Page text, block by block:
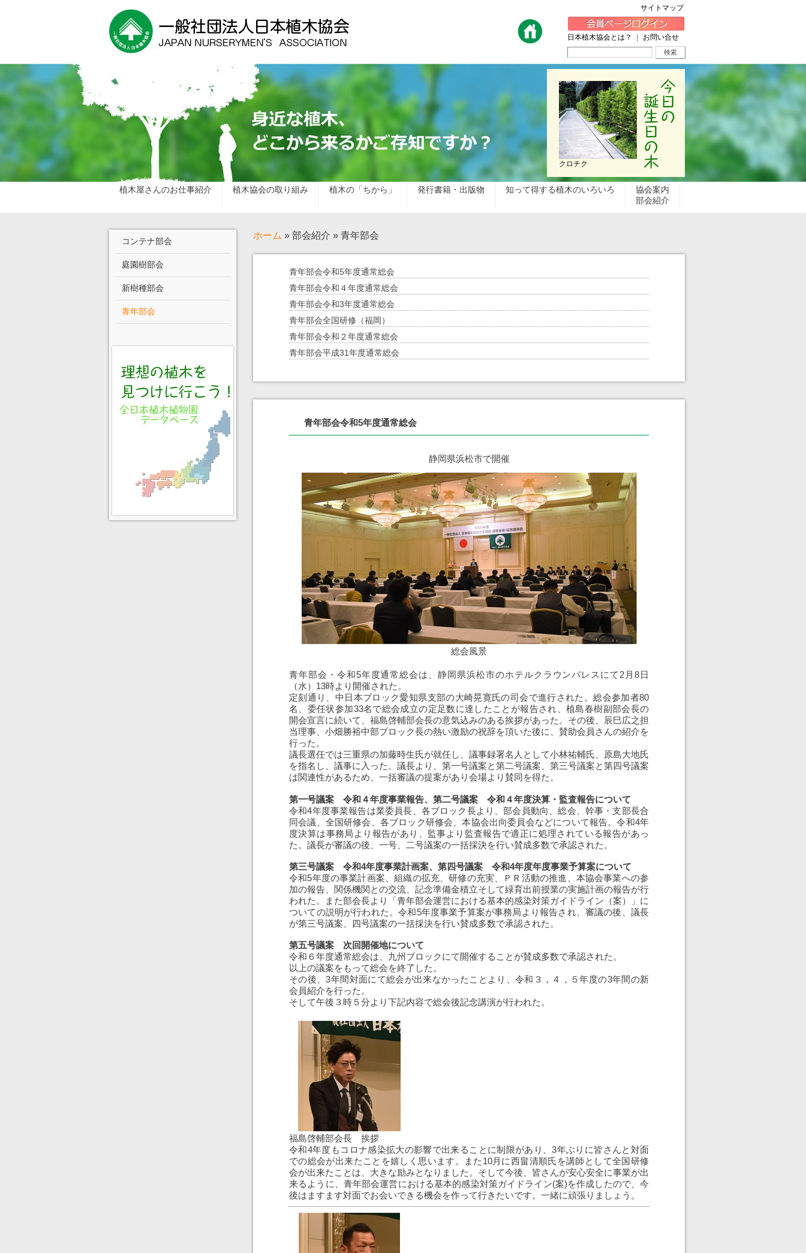
サイトマップ
日本植木協会とは？ お問い合せ
クロチク
植木屋さんのお仕事紹介 植木協会の取り組み 植木の「ちから」 発行書籍・出版物 知って得する植木のいろいろ
協会案内
部会紹介
ホーム » 部会紹介 » 青年部会
青年部会令和5年度通常総会
青年部会令和４年度通常総会
青年部会令和3年度通常総会
青年部会全国研修（福岡）
青年部会令和２年度通常総会
青年部会平成31年度通常総会
青年部会令和5年度通常総会
静岡県浜松市で開催
総会風景
青年部会・令和5年度通常総会は、静岡県浜松市のホテルクラウンパレスにて2月8日
（水）13時より開催された。
定刻通り、中日本ブロック愛知県支部の大崎晃寛氏の司会で進行された。総会参加者80
名、委任状参加33名で総会成立の定足数に達したことが報告され、植島春樹副部会長の
開会宣言に続いて、福島啓輔部会長の意気込みのある挨拶があった。その後、辰巳広之担
当理事、小畑勝裕中部ブロック長の熱い激励の祝辞を頂いた後に、賛助会員さんの紹介を
行った。
議長選任では三重県の加藤時生氏が就任し、議事録署名人として小林祐輔氏、原島大地氏
を指名し、議事に入った。議長より、第一号議案と第二号議案、第三号議案と第四号議案
は関連性があるため、一括審議の提案があり会場より賛同を得た。
第一号議案 令和４年度事業報告、第二号議案 令和４年度決算・監査報告について
令和4年度事業報告は業委員長、各ブロック長より、部会員動向、総会、幹事・支部長合
同会議、全国研修会、各ブロック研修会、本協会出向委員会などについて報告。令和4年
度決算は事務局より報告があり、監事より監査報告で適正に処理されている報告があっ
た。議長が審議の後、一号、二号議案の一括採決を行い賛成多数で承認された。
第三号議案 令和4年度事業計画案、第四号議案 令和4年度年度事業予算案について
令和5年度の事業計画案、組織の拡充、研修の充実、ＰＲ活動の推進、本協会事業への参
加の報告、関係機関との交流、記念準備金積立そして緑育出前授業の実施計画の報告が行
われた。また部会長より「青年部会運営における基本的感染対策ガイドライン（案）」に
ついての説明が行われた。令和5年度事業予算案が事務局より報告され、審議の後、議長
が第三号議案、四号議案の一括採決を行い賛成多数で承認された。
第五号議案 次回開催地について
令和６年度通常総会は、九州ブロックにて開催することが賛成多数で承認された。
以上の議案をもって総会を終了した。
その後、3年間対面にて総会が出来なかったことより、令和３，４，５年度の3年間の新
会員紹介を行った。
そして午後３時５分より下記内容で総会後記念講演が行われた。
福島啓輔部会長 挨拶
令和4年度もコロナ感染拡大の影響で出来ることに制限があり、3年ぶりに皆さんと対面
での総会が出来たことを嬉しく思います。また10月に西畠清順氏を講師として全国研修
会が出来たことは、大きな励みとなりました。そして今後、皆さんが安心安全に事業が出
来るように、青年部会運営における基本的感染対策ガイドライン(案)を作成したので、今
後はますます対面でお会いできる機会を作って行きたいです。一緒に頑張りましょう。
コンテナ部会
庭園樹部会
新樹種部会
青年部会